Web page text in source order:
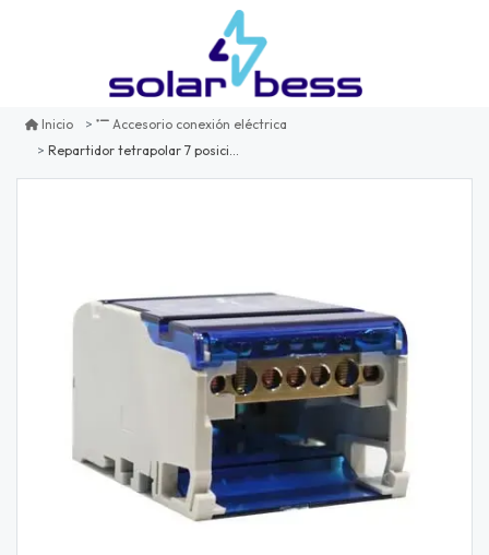
Inicio
Accesorio conexión eléctrica
Repartidor tetrapolar 7 posiciones para riel din